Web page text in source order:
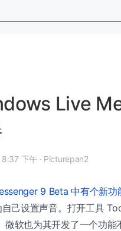
Live
2008 年 5 月 13 日, 8:37 下午 · Picturepan2
9 Beta 中有个新功
自己设置声音。打开工具
微软也为其开发了一个功